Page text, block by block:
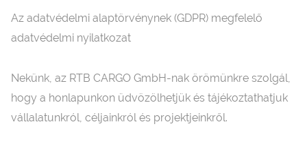
Az adatvédelmi alaptörvénynek (GDPR) megfelelő
adatvédelmi nyilatkozat
Nekünk, az RTB CARGO GmbH-nak örömünkre szolgál,
hogy a honlapunkon üdvözölhetjük és tájékoztathatjuk
vállalatunkról, céljainkról és projektjeinkről.